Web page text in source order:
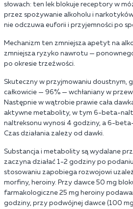
słowach: ten lek blokuje receptory w
przez spożywanie alkoholu i
nie odczuwa euforii i przyjemności po
Mechanizm ten zmniejsza apetyt na
zmniejsza ryzyko nawrotu —
po okresie trzeźwości.
Skuteczny w przyjmowaniu doustnym,
całkowicie — 96% — wchłaniany w
Następnie w wątrobie prawie cała
aktywne metabolity, w tym 6-beta-
naltreksonu wynosi 4 godziny, a 6-
Czas działania zależy od dawki.
Substancja i metabolity są wydalane
zaczyna działać 1-2 godziny po
stosowaniu zapobiega rozwojowi
morfiny, heroiny. Przy dawce 50 mg
farmakologiczne 25 mg heroiny
godziny, przy podwójnej dawce (100